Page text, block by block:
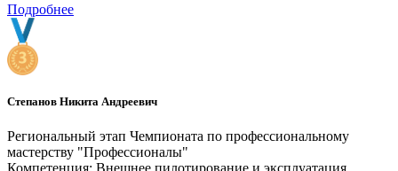
Подробнее
Степанов Никита Андреевич
Региональный этап Чемпионата по профессиональному
мастерству "Профессионалы"